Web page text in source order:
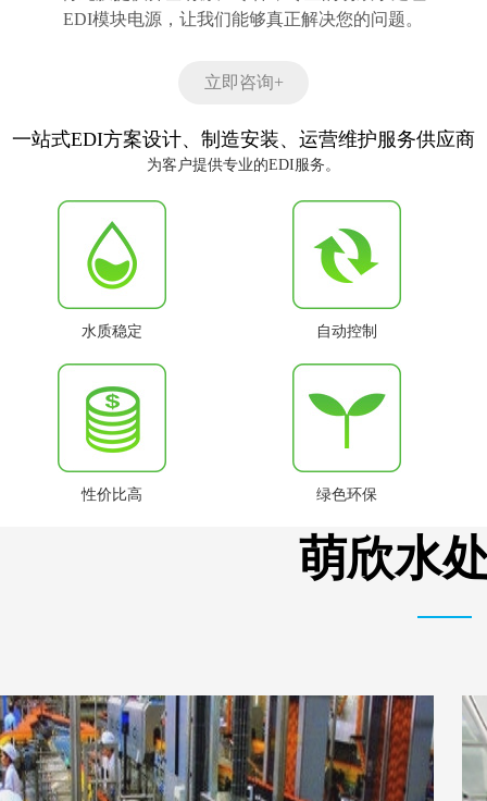
EDI模块电源，让我们能够真正解决您的问题。
立即咨询+
一站式EDI方案设计、制造安装、运营维护服务供应商
为客户提供专业的EDI服务。
水质稳定 自动控制
性价比高 绿色环保
萌欣水